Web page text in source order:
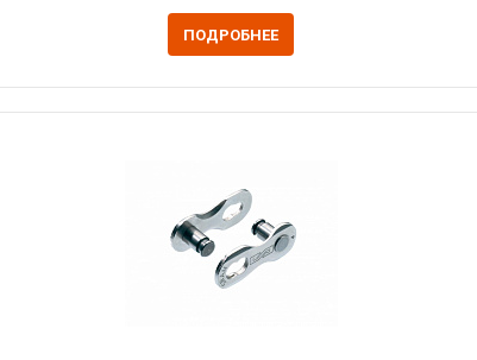
ПОДРОБНЕЕ